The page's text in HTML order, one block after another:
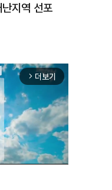
지역 선포
arrow_forward_ios 더보기